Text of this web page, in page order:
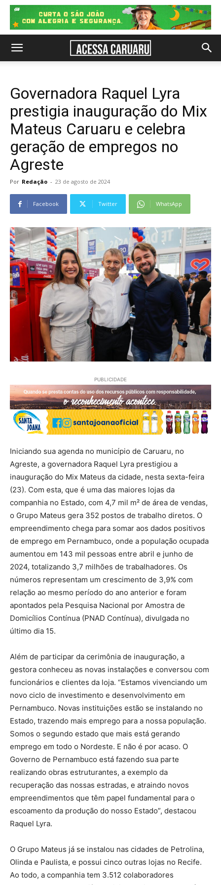
Governadora Raquel Lyra
prestigia inauguração do Mix
Mateus Caruaru e celebra
geração de empregos no
Agreste
Por Redação - 23 de agosto de 2024
Facebook Twitter WhatsApp
PUBLICIDADE
Iniciando sua agenda no município de Caruaru, no
Agreste, a governadora Raquel Lyra prestigiou a
inauguração do Mix Mateus da cidade, nesta sexta-feira
(23). Com esta, que é uma das maiores lojas da
companhia no Estado, com 4,7 mil m² de área de vendas,
o Grupo Mateus gera 352 postos de trabalho diretos. O
empreendimento chega para somar aos dados positivos
de emprego em Pernambuco, onde a população ocupada
aumentou em 143 mil pessoas entre abril e junho de
2024, totalizando 3,7 milhões de trabalhadores. Os
números representam um crescimento de 3,9% com
relação ao mesmo período do ano anterior e foram
apontados pela Pesquisa Nacional por Amostra de
Domicílios Contínua (PNAD Contínua), divulgada no
último dia 15.
Além de participar da cerimônia de inauguração, a
gestora conheceu as novas instalações e conversou com
funcionários e clientes da loja. “Estamos vivenciando um
novo ciclo de investimento e desenvolvimento em
Pernambuco. Novas instituições estão se instalando no
Estado, trazendo mais emprego para a nossa população.
Somos o segundo estado que mais está gerando
emprego em todo o Nordeste. E não é por acaso. O
Governo de Pernambuco está fazendo sua parte
realizando obras estruturantes, a exemplo da
recuperação das nossas estradas, e atraindo novos
empreendimentos que têm papel fundamental para o
escoamento da produção do nosso Estado”, destacou
Raquel Lyra.
O Grupo Mateus já se instalou nas cidades de Petrolina,
Olinda e Paulista, e possui cinco outras lojas no Recife.
Ao todo, a companhia tem 3.512 colaboradores